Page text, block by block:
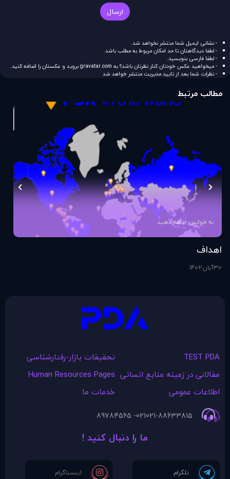
ارسال
- نشانی ایمیل شما منتشر نخواهد شد.
- لطفا دیدگاهتان تا حد امکان مربوط به مطلب باشد.
- لطفا فارسی بنویسید.
- میخواهید عکس خودتان کنار نظرتان باشد؟ به gravatar.comبروید و عکستان را اضافه کنید.
- نظرات شما بعد از تایید مدیریت منتشر خواهد شد
مطالب مرتبط
به خواندن ادامه دهید
اهداف
30آبان1402
TEST PDA
تحقیقات بازار-رفتارشناسی
مقالاتی در زمينه منابع انسانی Human Resources Pages
اطلاعات عمومی
خدمات ما
021-88633815
021- 89784565
ما را دنبال کنید !